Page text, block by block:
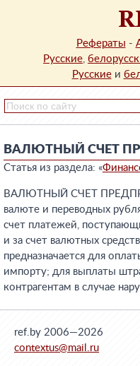
Рефераты -
Русские,
Русскиеи
ВАЛЮТНЫЙ СЧЕТ
Статья из раздела: «
ВАЛЮТНЫЙ СЧЕТ
валюте и переводных
счет платежей,
и за счет валютных
предназначается для
импорту; для выплаты
контрагентам в случае
ref.by 2006—2026
contextus@mail.ru